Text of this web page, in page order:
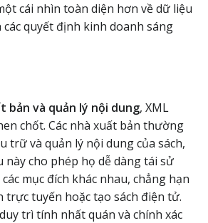
cái nhìn toàn diện hơn về dữ liệu
quyết định kinh doanh sáng
bản và quản lý nội dung, XML
chốt. Các nhà xuất bản thường
trữ và quản lý nội dung của sách,
này cho phép họ dễ dàng tái sử
mục đích khác nhau, chẳng hạn
trực tuyến hoặc tạo sách điện tử.
trì tính nhất quán và chính xác